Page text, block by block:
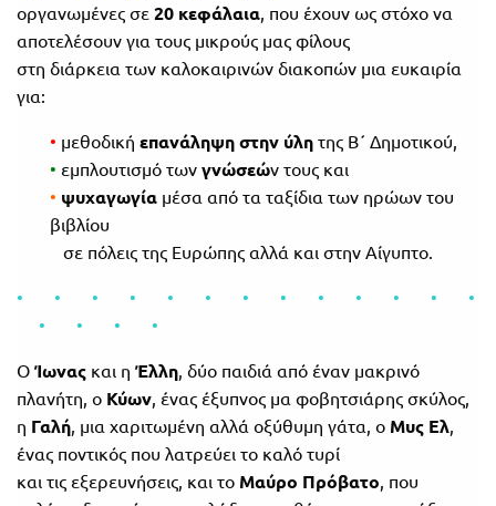
οργανωμένες σε 20 κεφάλαια, που έχουν ως στόχο να
αποτελέσουν για τους μικρούς μας φίλους
στη διάρκεια των καλοκαιρινών διακοπών μια ευκαιρία
για:
• μεθοδική επανάληψη στην ύλη της Β΄ Δημοτικού,
• εμπλουτισμό των γνώσεών τους και
• ψυχαγωγία μέσα από τα ταξίδια των ηρώων του
βιβλίου
σε πόλεις της Ευρώπης αλλά και στην Αίγυπτο.
• • • • • • • • • • • • •
• • • •
Ο Ίωνας και η Έλλη, δύο παιδιά από έναν μακρινό
πλανήτη, o Κύων, ένας έξυπνος μα φοβητσιάρης σκύλος,
η Γαλή, μια χαριτωμένη αλλά οξύθυμη γάτα, ο Μυς Ελ,
ένας ποντικός που λατρεύει το καλό τυρί
και τις εξερευνήσεις, και το Μαύρο Πρόβατο, που